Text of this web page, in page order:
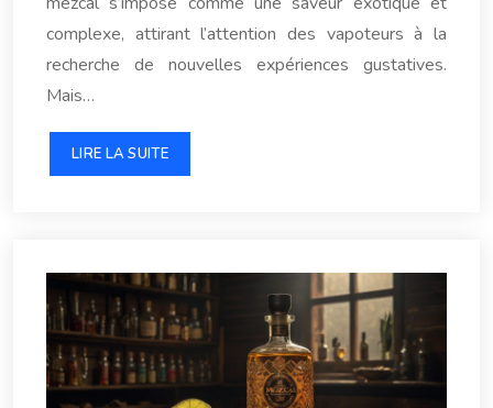
complexe, attirant l’attention des vapoteurs à la
recherche de nouvelles expériences gustatives.
Mais…
LIRE LA SUITE